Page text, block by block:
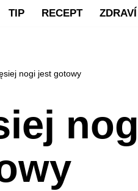
TIP RECEPT ZDRAVÍ
nogi jest gotowy